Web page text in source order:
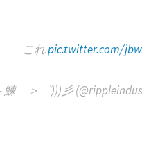
これpic.twitter.com/
鰊 ＞゜)))彡